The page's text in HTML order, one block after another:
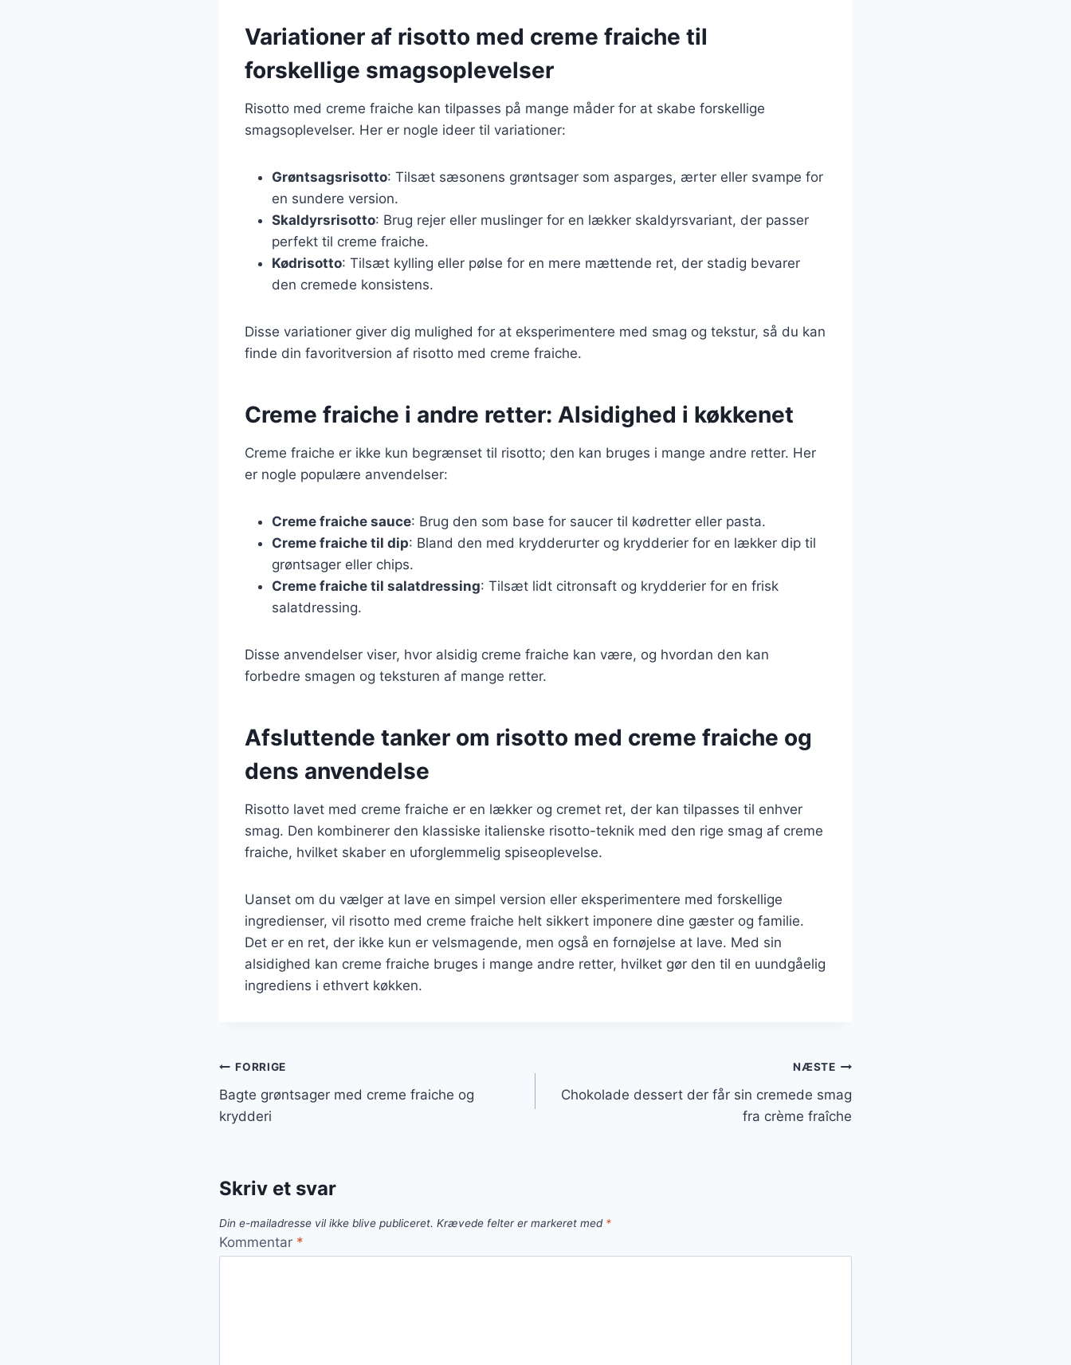
Variationer af risotto med creme fraiche til
forskellige smagsoplevelser
Risotto med creme fraiche kan tilpasses på mange måder for at skabe forskellige
smagsoplevelser. Her er nogle ideer til variationer:
Grøntsagsrisotto: Tilsæt sæsonens grøntsager som asparges, ærter eller svampe for
en sundere version.
Skaldyrsrisotto: Brug rejer eller muslinger for en lækker skaldyrsvariant, der passer
perfekt til creme fraiche.
Kødrisotto: Tilsæt kylling eller pølse for en mere mættende ret, der stadig bevarer
den cremede konsistens.
Disse variationer giver dig mulighed for at eksperimentere med smag og tekstur, så du kan
finde din favoritversion af risotto med creme fraiche.
Creme fraiche i andre retter: Alsidighed i køkkenet
Creme fraiche er ikke kun begrænset til risotto; den kan bruges i mange andre retter. Her
er nogle populære anvendelser:
Creme fraiche sauce: Brug den som base for saucer til kødretter eller pasta.
Creme fraiche til dip: Bland den med krydderurter og krydderier for en lækker dip til
grøntsager eller chips.
Creme fraiche til salatdressing: Tilsæt lidt citronsaft og krydderier for en frisk
salatdressing.
Disse anvendelser viser, hvor alsidig creme fraiche kan være, og hvordan den kan
forbedre smagen og teksturen af mange retter.
Afsluttende tanker om risotto med creme fraiche og
dens anvendelse
Risotto lavet med creme fraiche er en lækker og cremet ret, der kan tilpasses til enhver
smag. Den kombinerer den klassiske italienske risotto-teknik med den rige smag af creme
fraiche, hvilket skaber en uforglemmelig spiseoplevelse.
Uanset om du vælger at lave en simpel version eller eksperimentere med forskellige
ingredienser, vil risotto med creme fraiche helt sikkert imponere dine gæster og familie.
Det er en ret, der ikke kun er velsmagende, men også en fornøjelse at lave. Med sin
alsidighed kan creme fraiche bruges i mange andre retter, hvilket gør den til en uundgåelig
ingrediens i ethvert køkken.
Indlægsnavigation
FORRIGE
Bagte grøntsager med creme fraiche og
krydderi
NÆSTE
Chokolade dessert der får sin cremede smag
fra crème fraîche
Skriv et svar
Din e-mailadresse vil ikke blive publiceret. Krævede felter er markeret med *
Kommentar *